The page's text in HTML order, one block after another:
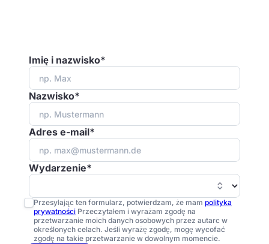
Imię i nazwisko*
Nazwisko*
Adres e-mail*
Wydarzenie*
Przesyłając ten formularz, potwierdzam, że mam polityka
prywatności Przeczytałem i wyrażam zgodę na
przetwarzanie moich danych osobowych przez autarc w
określonych celach. Jeśli wyrażę zgodę, mogę wycofać
zgodę na takie przetwarzanie w dowolnym momencie.